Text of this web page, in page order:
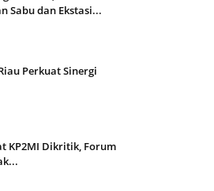
Sabu dan Ekstasi...
Perkuat Sinergi
KP2MI Dikritik, Forum